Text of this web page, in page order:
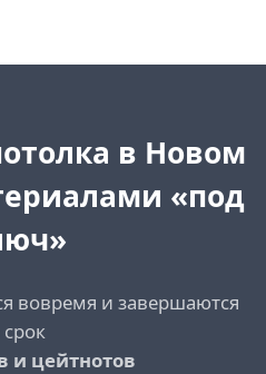
в Новом
«под
вовремя и завершаются
срок
и цейтнотов